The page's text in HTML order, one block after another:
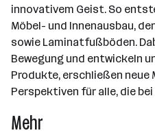
innovativem Geist. So
Möbel- und Innenausbau,
sowie Laminatfußböden.
Bewegung und entwickeln
Produkte, erschließen neue
Perspektiven für alle, die
Mehr